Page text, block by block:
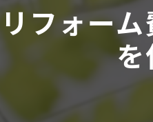
リフォー
を